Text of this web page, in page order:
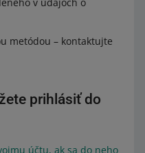
metódou – kontaktujte
prihlásiť do
účtu, ak sa do neho